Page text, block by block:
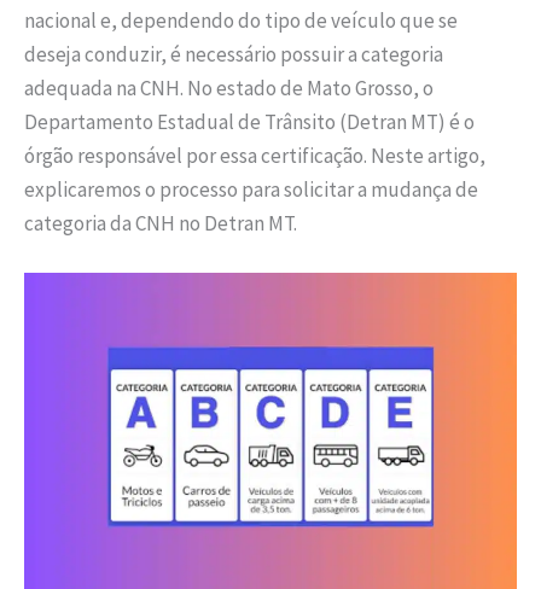
nacional e, dependendo do tipo de veículo que se
deseja conduzir, é necessário possuir a categoria
adequada na CNH. No estado de Mato Grosso, o
Departamento Estadual de Trânsito (Detran MT) é o
órgão responsável por essa certificação. Neste artigo,
explicaremos o processo para solicitar a mudança de
categoria da CNH no Detran MT.